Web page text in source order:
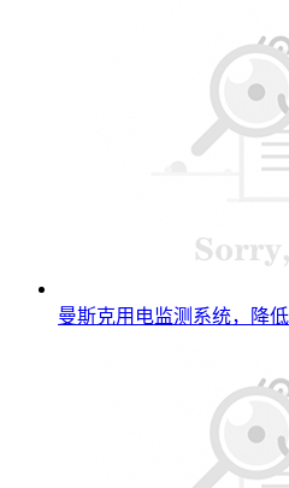
曼斯克用电监测系统，降